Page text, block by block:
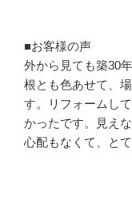
■お客様の声
外から見ても築30
根とも色あせて、
す。リフォームし
かったです。見え
心配もなくて、と